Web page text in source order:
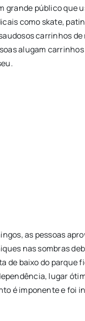
grande público que
como skate,
carrinhos de
alugam
as pessoas
nas sombras
de baixo do parque
lugar
é imponente e foi